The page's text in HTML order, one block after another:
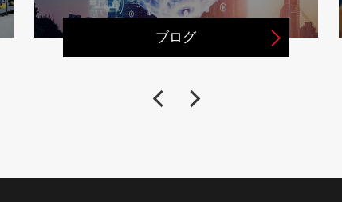
ブログ